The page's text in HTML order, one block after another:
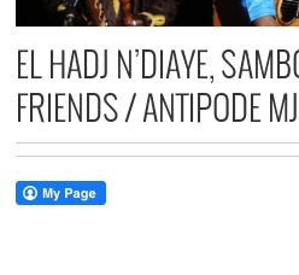
EL HADJ N’DIAYE,
FRIENDS / ANTIPODE